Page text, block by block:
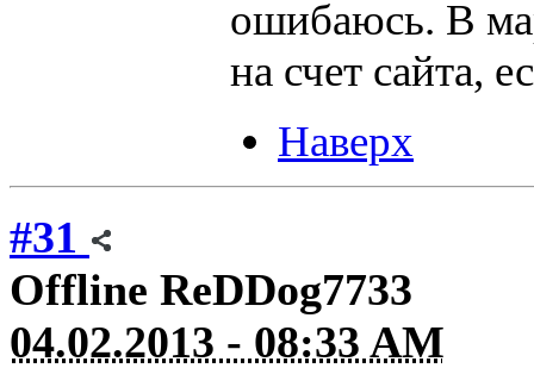
ошибаюсь. В
на счет сайта,
Наверх
#31
Offline ReDDog7733
04.02.2013 - 08:33 AM